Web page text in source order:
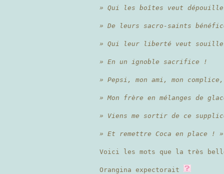
» Qui les boîtes veut
» De leurs sacro-saints
» Qui leur liberté veut
» En un ignoble sacrifice !
» Pepsi, mon ami, mon complice,
» Mon frère en mélanges de
» Viens me sortir de ce
» Et remettre Coca en place ! »
Voici les mots que la très
Orangina expectorait